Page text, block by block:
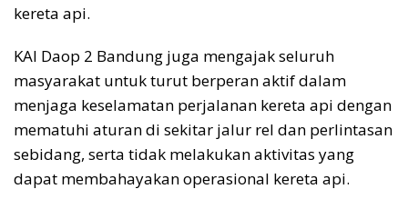
kereta api.
KAI Daop 2 Bandung juga mengajak seluruh
masyarakat untuk turut berperan aktif dalam
menjaga keselamatan perjalanan kereta api dengan
mematuhi aturan di sekitar jalur rel dan perlintasan
sebidang, serta tidak melakukan aktivitas yang
dapat membahayakan operasional kereta api.